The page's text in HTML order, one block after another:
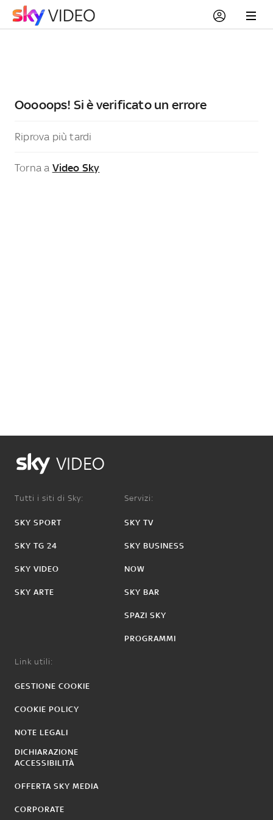
Ooooops! Si è verificato un errore
Riprova più tardi
Torna a Video Sky
VIDEO
Tutti i siti di Sky:
SKY SPORT
SKY TG 24
SKY VIDEO
SKY ARTE
Servizi:
SKY TV
SKY BUSINESS
NOW
SKY BAR
SPAZI SKY
PROGRAMMI
Link utili:
GESTIONE COOKIE
COOKIE POLICY
NOTE LEGALI
DICHIARAZIONE
ACCESSIBILITÀ
OFFERTA SKY MEDIA
CORPORATE